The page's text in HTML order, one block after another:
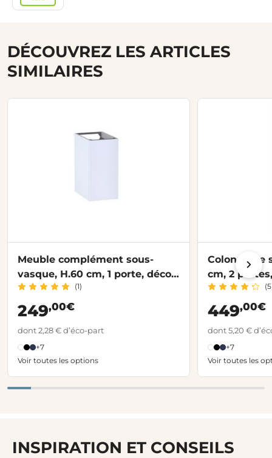
DÉCOUVREZ LES ARTICLES
SIMILAIRES
Meuble complément sous-
vasque, H.60 cm, 1 porte, décor
verni laqué FORMEO
(1)
249,00€
dont 2,28 € d’éco-part
+7
Voir toutes les options
Colonne de
cm, 2
FORMEO
449,00€
dont 5,20 €
+7
Voir toutes les
INSPIRATION ET CONSEILS